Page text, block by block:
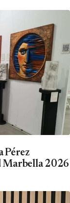
Pérez
Marbella 2026